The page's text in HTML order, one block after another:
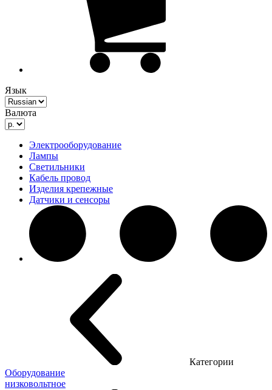
Язык
Валюта
Электрооборудование
Лампы
Светильники
Кабель провод
Изделия крепежные
Датчики и сенсоры
Категории
Оборудование
низковольтное